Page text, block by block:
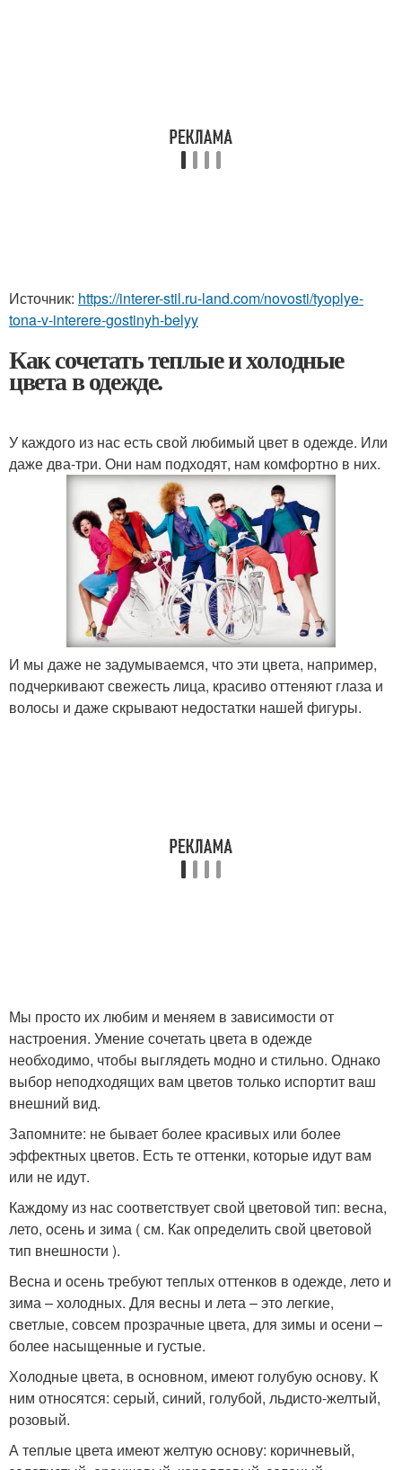
Источник: https://interer-stil.ru-land.com/novosti/tyoplye-
tona-v-interere-gostinyh-belyy
Как сочетать теплые и холодные
цвета в одежде.
У каждого из нас есть свой любимый цвет в одежде. Или
даже два-три. Они нам подходят, нам комфортно в них.
И мы даже не задумываемся, что эти цвета, например,
подчеркивают свежесть лица, красиво оттеняют глаза и
волосы и даже скрывают недостатки нашей фигуры.
Мы просто их любим и меняем в зависимости от
настроения. Умение сочетать цвета в одежде
необходимо, чтобы выглядеть модно и стильно. Однако
выбор неподходящих вам цветов только испортит ваш
внешний вид.
Запомните: не бывает более красивых или более
эффектных цветов. Есть те оттенки, которые идут вам
или не идут.
Каждому из нас соответствует свой цветовой тип: весна,
лето, осень и зима ( см. Как определить свой цветовой
тип внешности ).
Весна и осень требуют теплых оттенков в одежде, лето и
зима – холодных. Для весны и лета – это легкие,
светлые, совсем прозрачные цвета, для зимы и осени –
более насыщенные и густые.
Холодные цвета, в основном, имеют голубую основу. К
ним относятся: серый, синий, голубой, льдисто-желтый,
розовый.
А теплые цвета имеют желтую основу: коричневый,